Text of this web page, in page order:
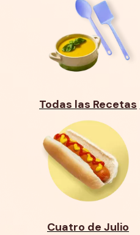
Todas las Recetas
Cuatro de Julio